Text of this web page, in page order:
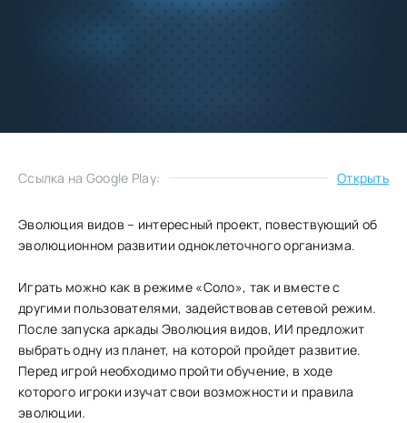
Ссылка на Google Play: Открыть
Эволюция видов – интересный проект, повествующий об
эволюционном развитии одноклеточного организма.
Играть можно как в режиме «Соло», так и вместе с
другими пользователями, задействовав сетевой режим.
После запуска аркады Эволюция видов, ИИ предложит
выбрать одну из планет, на которой пройдет развитие.
Перед игрой необходимо пройти обучение, в ходе
которого игроки изучат свои возможности и правила
эволюции.